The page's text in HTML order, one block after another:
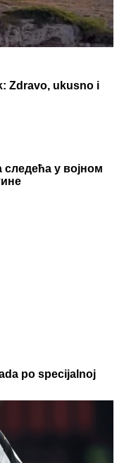
Extra. A ti? Saznaj
у
je kao sa